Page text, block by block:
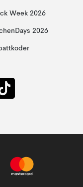
Week 2026
2026